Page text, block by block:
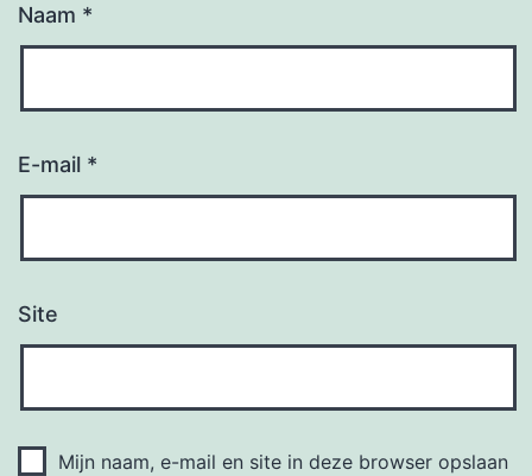
Naam *
E-mail *
Site
Mijn naam, e-mail en site in deze browser opslaan